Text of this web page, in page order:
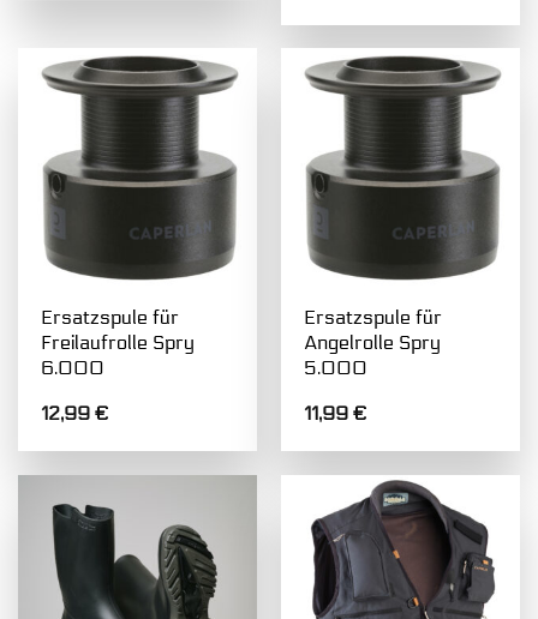
Ersatzspule für
Freilaufrolle Spry
6.000
12,99€
Ersatzspule für
Angelrolle Spry
5.000
11,99€